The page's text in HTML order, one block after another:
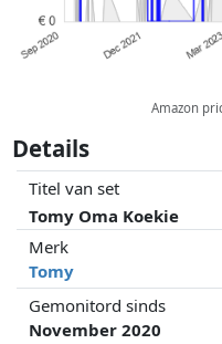
Amazon
Details
Titel van set
Tomy Oma Koekie
Merk
Tomy
Gemonitord sinds
November 2020